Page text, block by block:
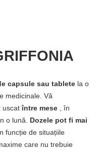
capsule sau tablete la o
medicinale. Vă
uscatîntre mese , în
o lună. Dozele pot fi mai
funcție de situațiile
care nu trebuie